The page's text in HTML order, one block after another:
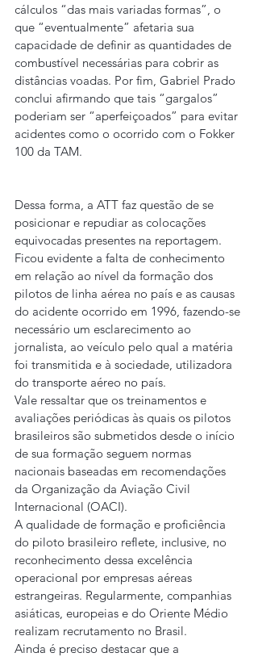
cálculos “das mais variadas formas”, o
que “eventualmente” afetaria sua
capacidade de definir as quantidades de
combustível necessárias para cobrir as
distâncias voadas. Por fim, Gabriel Prado
conclui afirmando que tais “gargalos”
poderiam ser “aperfeiçoados” para evitar
acidentes como o ocorrido com o Fokker
100 da TAM.
Dessa forma, a ATT faz questão de se
posicionar e repudiar as colocações
equivocadas presentes na reportagem.
Ficou evidente a falta de conhecimento
em relação ao nível da formação dos
pilotos de linha aérea no país e as causas
do acidente ocorrido em 1996, fazendo-se
necessário um esclarecimento ao
jornalista, ao veículo pelo qual a matéria
foi transmitida e à sociedade, utilizadora
do transporte aéreo no país.
Vale ressaltar que os treinamentos e
avaliações periódicas às quais os pilotos
brasileiros são submetidos desde o início
de sua formação seguem normas
nacionais baseadas em recomendações
da Organização da Aviação Civil
Internacional (OACI).
A qualidade de formação e proficiência
do piloto brasileiro reflete, inclusive, no
reconhecimento dessa excelência
operacional por empresas aéreas
estrangeiras. Regularmente, companhias
asiáticas, europeias e do Oriente Médio
realizam recrutamento no Brasil.
Ainda é preciso destacar que a